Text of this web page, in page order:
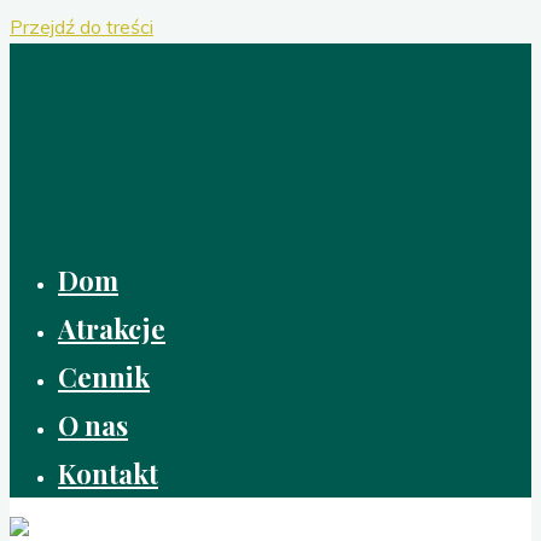
Przejdź do treści
Dom
Atrakcje
Cennik
O nas
Kontakt